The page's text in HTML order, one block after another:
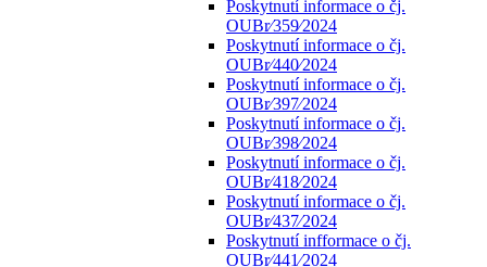
Poskytnutí informace o čj.
OUBr⁄359⁄2024
Poskytnutí informace o čj.
OUBr⁄440⁄2024
Poskytnutí informace o čj.
OUBr⁄397⁄2024
Poskytnutí informace o čj.
OUBr⁄398⁄2024
Poskytnutí informace o čj.
OUBr⁄418⁄2024
Poskytnutí informace o čj.
OUBr⁄437⁄2024
Poskytnutí infformace o čj.
OUBr⁄441⁄2024